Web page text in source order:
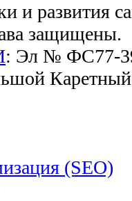
и развития
защищены.
: Эл № ФС77-
(SEO)